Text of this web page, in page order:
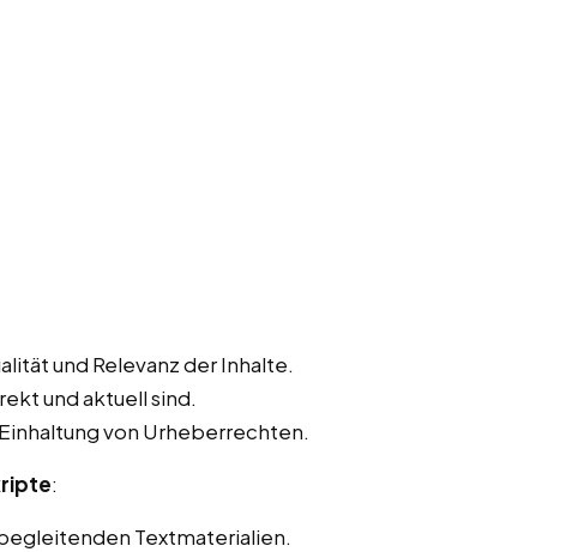
und Relevanz der Inhalte.
und aktuell sind.
von Urheberrechten.
:
Textmaterialien.